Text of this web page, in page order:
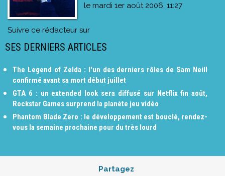
le mardi 1er août 2006, 11:27
Suivre ce rédacteur sur
SES DERNIERS ARTICLES
The Legend of Zelda : l'un des derniers rôles de Sam Neill
confirmé avant sa mort début juillet
GTA 6 : un extended look sera diffusé sur Netflix fin août,
Rockstar Games surprend la planète jeu vidéo
Phantom Blade Zero : le développement est bouclé, rendez-
vous la semaine prochaine pour du très lourd
Partagez